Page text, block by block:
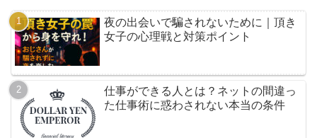
夜の出会いで騙されないために｜頂き
女子の心理戦と対策ポイント
仕事ができる人とは？ネットの間違っ
た仕事術に惑わされない本当の条件